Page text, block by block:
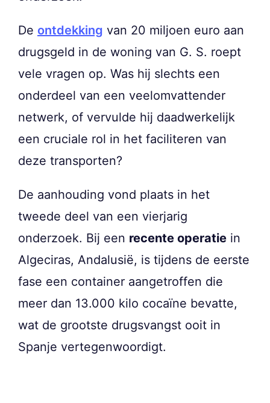
De ontdekking van 20 miljoen euro aan
drugsgeld in de woning van G. S. roept
vele vragen op. Was hij slechts een
onderdeel van een veelomvattender
netwerk, of vervulde hij daadwerkelijk
een cruciale rol in het faciliteren van
deze transporten?
De aanhouding vond plaats in het
tweede deel van een vierjarig
onderzoek. Bij een recente operatie in
Algeciras, Andalusië, is tijdens de eerste
fase een container aangetroffen die
meer dan 13.000 kilo cocaïne bevatte,
wat de grootste drugsvangst ooit in
Spanje vertegenwoordigt.